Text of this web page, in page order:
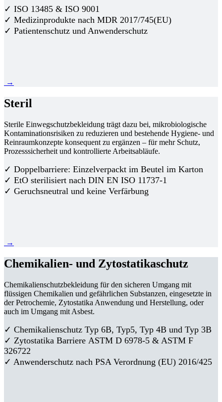
✓ ISO 13485 & ISO 9001
✓ Medizinprodukte nach MDR 2017/745(EU)
✓ Patientenschutz und Anwenderschutz
→
Steril
Sterile Einwegschutzbekleidung trägt dazu bei, mikrobiologische
Kontaminationsrisiken zu reduzieren und bestehende Hygiene- und
Reinraumkonzepte konsequent zu ergänzen – für mehr Schutz,
Prozesssicherheit und kontrollierte Arbeitsabläufe.
✓ Doppelbarriere: Einzelverpackt im Beutel im Karton
✓ EtO sterilisiert nach DIN EN ISO 11737-1
✓ Geruchsneutral und keine Verfärbung
→
Chemikalien- und Zytostatikaschutz
Chemikalienschutzbekleidung für den sicheren Umgang mit
flüssigen Chemikalien und gefährlichen Substanzen, eingesetzte in
der Petrochemie, Zytostatika Anwendung und Herstellung, oder
auch im Umgang mit Asbest.
✓ Chemikalienschutz Typ 6B, Typ5, Typ 4B und Typ 3B
✓ Zytostatika Barriere ASTM D 6978-5 & ASTM F
326722
✓ Anwenderschutz nach PSA Verordnung (EU) 2016/425